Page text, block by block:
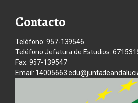
Contacto
Teléfono: 957-139546
Teléfono Jefatura de Estudios:
Fax: 957-139547
Email: